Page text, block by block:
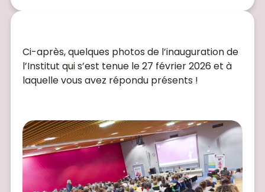
Ci-après, quelques photos de l’inauguration de
l’Institut qui s’est tenue le 27 février 2026 et à
laquelle vous avez répondu présents !